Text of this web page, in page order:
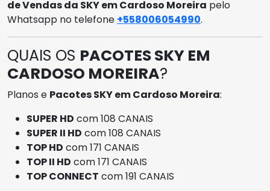
de Vendas da SKY em Cardoso Moreira pelo
Whatsapp no telefone +558006054990.
QUAIS OS PACOTES SKY EM
CARDOSO MOREIRA?
Planos e Pacotes SKY em Cardoso Moreira:
SUPER HD com 108 CANAIS
SUPER II HD com 108 CANAIS
TOP HD com 171 CANAIS
TOP II HD com 171 CANAIS
TOP CONNECT com 191 CANAIS